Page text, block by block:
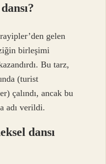
gelen
birleşimi
Bu tarz,
(turist
çalındı, ancak bu
adı verildi.
dansı